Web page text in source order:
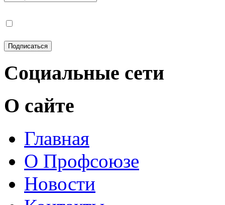
Социальные сети
О сайте
Главная
О Профсоюзе
Новости